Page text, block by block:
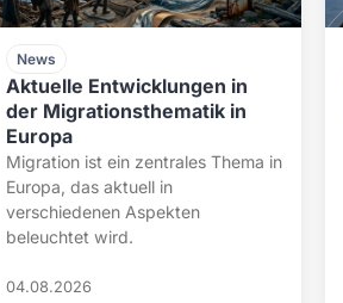
News
Aktuelle Entwicklungen in
der Migrationsthematik in
Europa
Migration ist ein zentrales Thema in
Europa, das aktuell in
verschiedenen Aspekten
beleuchtet wird.
04.08.2026